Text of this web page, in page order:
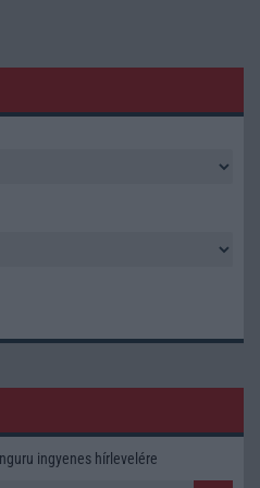
ingyenes hírlevelére